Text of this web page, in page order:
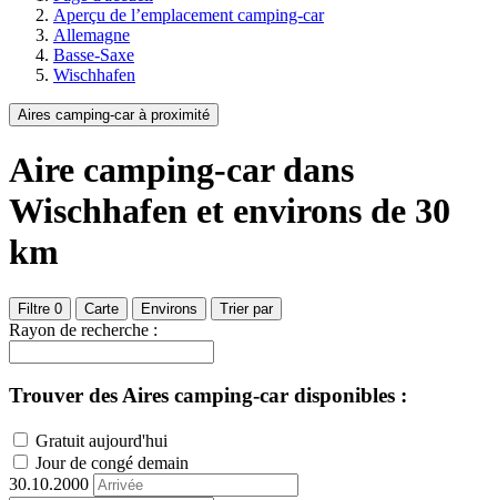
Aperçu de l’emplacement camping-car
Allemagne
Basse-Saxe
Wischhafen
Aires camping-car à proximité
Aire camping-car dans
Wischhafen et environs de 30
km
Filtre 0 Carte Environs Trier par
Rayon de recherche :
Trouver des Aires camping-car disponibles :
Gratuit aujourd'hui
Jour de congé demain
30.10.2000